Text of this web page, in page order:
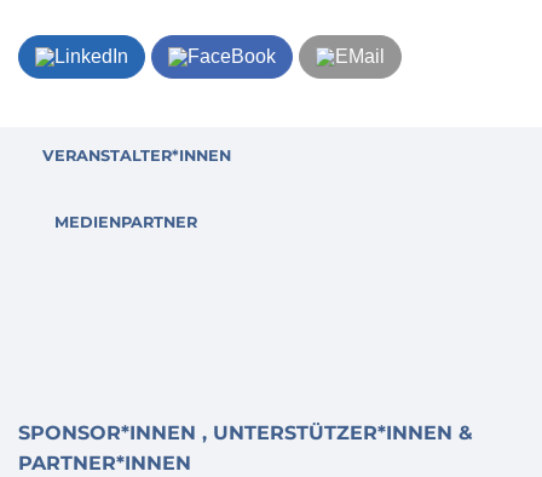
VERANSTALTER*INNEN
MEDIENPARTNER
SPONSOR*INNEN , UNTERSTÜTZER*INNEN &
PARTNER*INNEN